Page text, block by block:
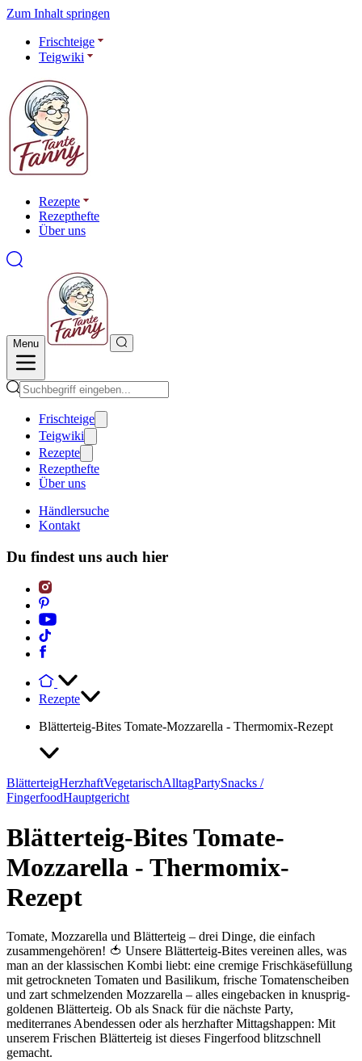
Zum Inhalt springen
Frischteige
Teigwiki
Rezepte
Rezepthefte
Über uns
Menu
Frischteige
Teigwiki
Rezepte
Rezepthefte
Über uns
Händlersuche
Kontakt
Du findest uns auch hier
Rezepte
Blätterteig-Bites Tomate-Mozzarella - Thermomix-Rezept
BlätterteigHerzhaftVegetarischAlltagPartySnacks /
FingerfoodHauptgericht
Blätterteig-Bites Tomate-
Mozzarella - Thermomix-
Rezept
Tomate, Mozzarella und Blätterteig – drei Dinge, die einfach
zusammengehören! 🍅 Unsere Blätterteig-Bites vereinen alles, was
man an der klassischen Kombi liebt: eine cremige Frischkäsefüllung
mit getrockneten Tomaten und Basilikum, frische Tomatenscheiben
und zart schmelzenden Mozzarella – alles eingebacken in knusprig-
goldenen Blätterteig. Ob als Snack für die nächste Party,
mediterranes Abendessen oder als herzhafter Mittagshappen: Mit
unserem Frischen Blätterteig ist dieses Fingerfood blitzschnell
gemacht.